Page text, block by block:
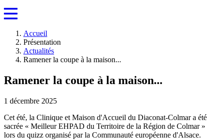
Accueil
Présentation
Actualités
Ramener la coupe à la maison...
Ramener la coupe à la maison...
1 décembre 2025
Cet été, la Clinique et Maison d'Accueil du Diaconat-Colmar a été
sacrée « Meilleur EHPAD du Territoire de la Région de Colmar »
lors du quizz organisé par la Communauté européenne d'Alsace.